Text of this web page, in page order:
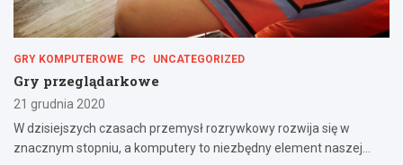
GRY KOMPUTEROWE PC UNCATEGORIZED
Gry przeglądarkowe
21 grudnia 2020
W dzisiejszych czasach przemysł rozrywkowy rozwija się w
znacznym stopniu, a komputery to niezbędny element naszej…